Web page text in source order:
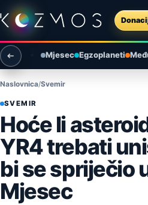
Preskoči na sadržaj
Otvori izbornik
Otvori pretragu
Mjesec Egzoplaneti
Naslovnica Svemir
SVEMIR
Hoće li
YR4 trebati
bi se spriječio
Mjesec